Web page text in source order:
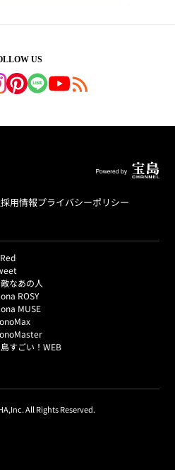
US
採用情報プライバシーポリシー
なあの人
ROSY
MUSE
すごい！WEB
All Rights Reserved.